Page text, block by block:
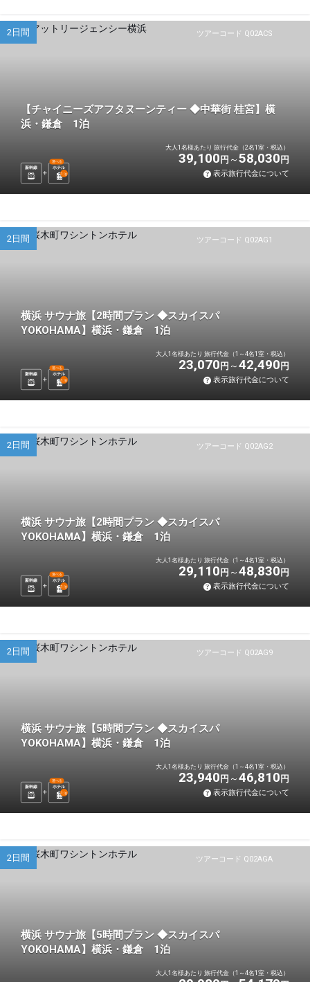
ツアーコード Q02ACS
2日間
【チャイニーズアフタヌーンティー ◆中華街 桂宮】横
浜・鎌倉 1泊
新幹線 ホテル
選べる
1 泊
大人1名様あたり 旅行代金（2名1室・税込）
39,100 円 58,030 円
表示旅行代金について
ツアーコード Q02AG1
2日間
横浜 サウナ旅【2時間プラン ◆スカイスパ
YOKOHAMA】横浜・鎌倉 1泊
新幹線 ホテル
選べる
1 泊
大人1名様あたり 旅行代金（1～4名1室・税込）
23,070 円 42,490 円
表示旅行代金について
ツアーコード Q02AG2
2日間
横浜 サウナ旅【2時間プラン ◆スカイスパ
YOKOHAMA】横浜・鎌倉 1泊
新幹線 ホテル
選べる
1 泊
大人1名様あたり 旅行代金（1～4名1室・税込）
29,110 円 48,830 円
表示旅行代金について
ツアーコード Q02AG9
2日間
横浜 サウナ旅【5時間プラン ◆スカイスパ
YOKOHAMA】横浜・鎌倉 1泊
新幹線 ホテル
選べる
1 泊
大人1名様あたり 旅行代金（1～4名1室・税込）
23,940 円 46,810 円
表示旅行代金について
ツアーコード Q02AGA
2日間
横浜 サウナ旅【5時間プラン ◆スカイスパ
YOKOHAMA】横浜・鎌倉 1泊
大人1名様あたり 旅行代金（1～4名1室・税込）